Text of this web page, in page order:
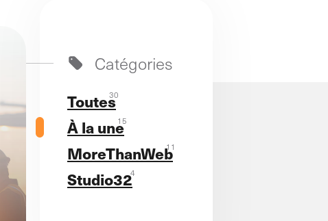
Catégories
Toutes
30
À la une
15
MoreThanWeb
11
Studio324